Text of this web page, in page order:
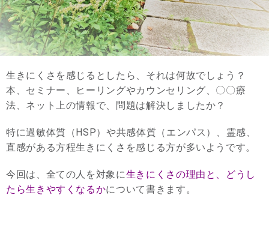
生きにくさを感じるとしたら、それは何故でしょう？
本、セミナー、ヒーリングやカウンセリング、〇〇療
法、ネット上の情報で、問題は解決しましたか？
特に過敏体質（HSP）や共感体質（エンパス）、霊感、
直感がある方程生きにくさを感じる方が多いようです。
今回は、全ての人を対象に生きにくさの理由と、どうし
たら生きやすくなるかについて書きます。